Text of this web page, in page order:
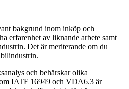
bakgrund inom inköp och
erfarenhet av liknande arbete samt
Det är meriterande om du
och behärskar olika
IATF 16949 och VDA6.3 är